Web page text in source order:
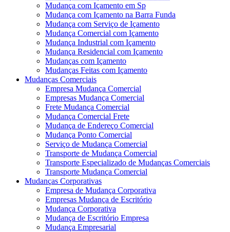
Mudança com Içamento em Sp
Mudança com Içamento na Barra Funda
Mudança com Serviço de Içamento
Mudança Comercial com Içamento
Mudança Industrial com Içamento
Mudança Residencial com Içamento
Mudanças com Içamento
Mudanças Feitas com Içamento
Mudanças Comerciais
Empresa Mudança Comercial
Empresas Mudança Comercial
Frete Mudança Comercial
Mudança Comercial Frete
Mudança de Endereço Comercial
Mudança Ponto Comercial
Serviço de Mudança Comercial
Transporte de Mudança Comercial
Transporte Especializado de Mudanças Comerciais
Transporte Mudança Comercial
Mudanças Corporativas
Empresa de Mudança Corporativa
Empresas Mudança de Escritório
Mudança Corporativa
Mudança de Escritório Empresa
Mudança Empresarial